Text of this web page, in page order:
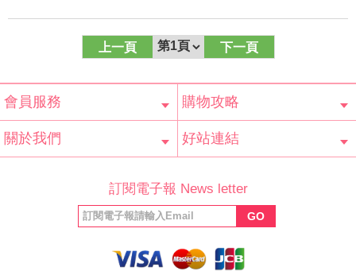
上一頁 下一頁
會員服務
會員辨法
客服信箱
隱私條款
網站導覽
購物攻略
常見問題
購物說明
訂單查詢
關於我們 好站連結
福利協會
絲專頁
訂閱電子報 News letter
GO